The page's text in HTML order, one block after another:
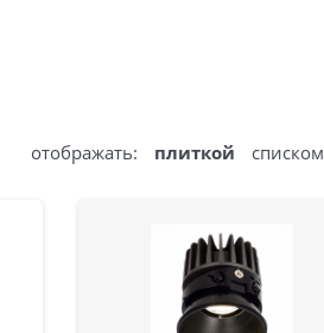
отображать: плиткой списком